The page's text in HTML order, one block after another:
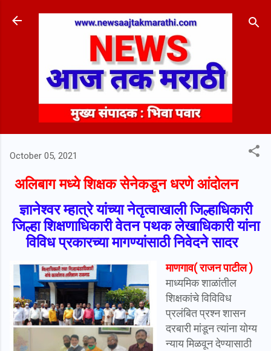
Skip to main content
October 05, 2021
अलिबाग मध्ये शिक्षक सेनेकडून धरणे आंदोलन
ज्ञानेश्वर म्हात्रे यांच्या नेतृत्वाखाली जिल्हाधिकारी
जिल्हा शिक्षणाधिकारी वेतन पथक लेखाधिकारी यांना
विविध प्रकारच्या मागण्यांसाठी निवेदने सादर
माणगाव( राजन पाटील )
माध्यमिक शाळांतील
शिक्षकांचे विविविध
प्रलंबित प्रश्न शासन
दरबारी मांडून त्यांना योग्य
न्याय मिळवून देण्यासाठी